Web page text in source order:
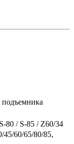
подъемника
80 / S-85 / Z60/34